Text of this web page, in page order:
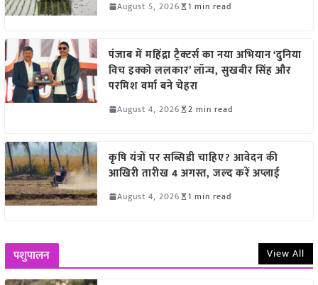
August 5, 2026 1 min read
पंजाब में महिंद्रा ट्रैक्टर्स का नया अभियान ‘दुनिया
विच इक्को ललकार’ लॉन्च, सुखबीर सिंह और
परमिश वर्मा बने चेहरा
August 4, 2026 2 min read
कृषि यंत्रों पर सब्सिडी चाहिए? आवेदन की
आखिरी तारीख 4 अगस्त, जल्द करें अप्लाई
August 4, 2026 1 min read
पशुपालन View All